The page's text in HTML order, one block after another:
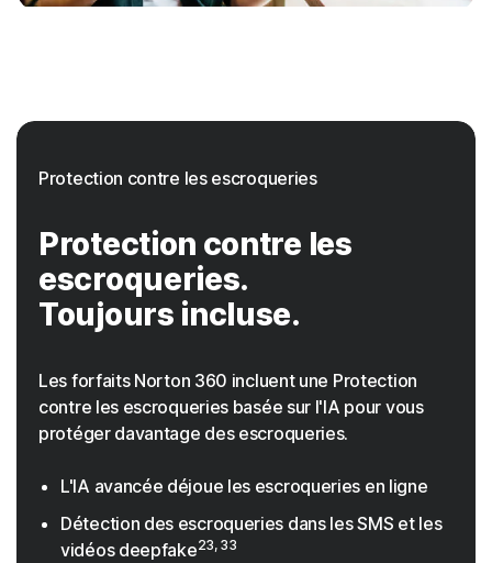
Protection contre les escroqueries
Protection contre les
escroqueries.
Toujours incluse.
Les forfaits Norton 360 incluent une Protection
contre les escroqueries basée sur l'IA pour vous
protéger davantage des escroqueries.
L'IA avancée déjoue les escroqueries en ligne
Détection des escroqueries dans les SMS et les
vidéos deepfake23, 33